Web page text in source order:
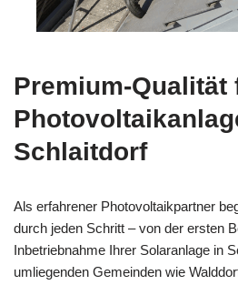
Premium-Qualität
Schlaitdorf
Als erfahrener Photovoltaikpartner
durch jeden Schritt – von der ersten
Inbetriebnahme Ihrer Solaranlage in
umliegenden Gemeinden wie